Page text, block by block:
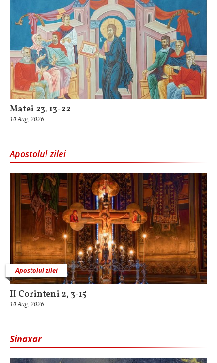
Matei 23, 13-22
10 Aug, 2026
Apostolul zilei
Apostolul zilei
II Corinteni 2, 3-15
10 Aug, 2026
Sinaxar